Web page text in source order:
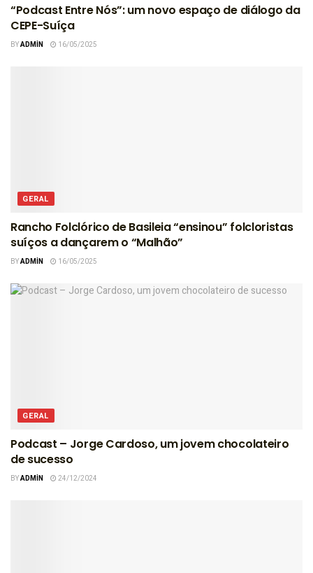
“Podcast Entre Nós”: um novo espaço de diálogo da
CEPE-Suíça
BYADMIN 16/05/2025
GERAL
Rancho Folclórico de Basileia “ensinou” folcloristas
suíços a dançarem o “Malhão”
BYADMIN 16/05/2025
GERAL
Podcast – Jorge Cardoso, um jovem chocolateiro
de sucesso
BYADMIN 24/12/2024